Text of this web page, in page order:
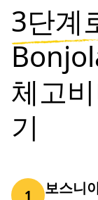
3단계
체고
기
1
보스니